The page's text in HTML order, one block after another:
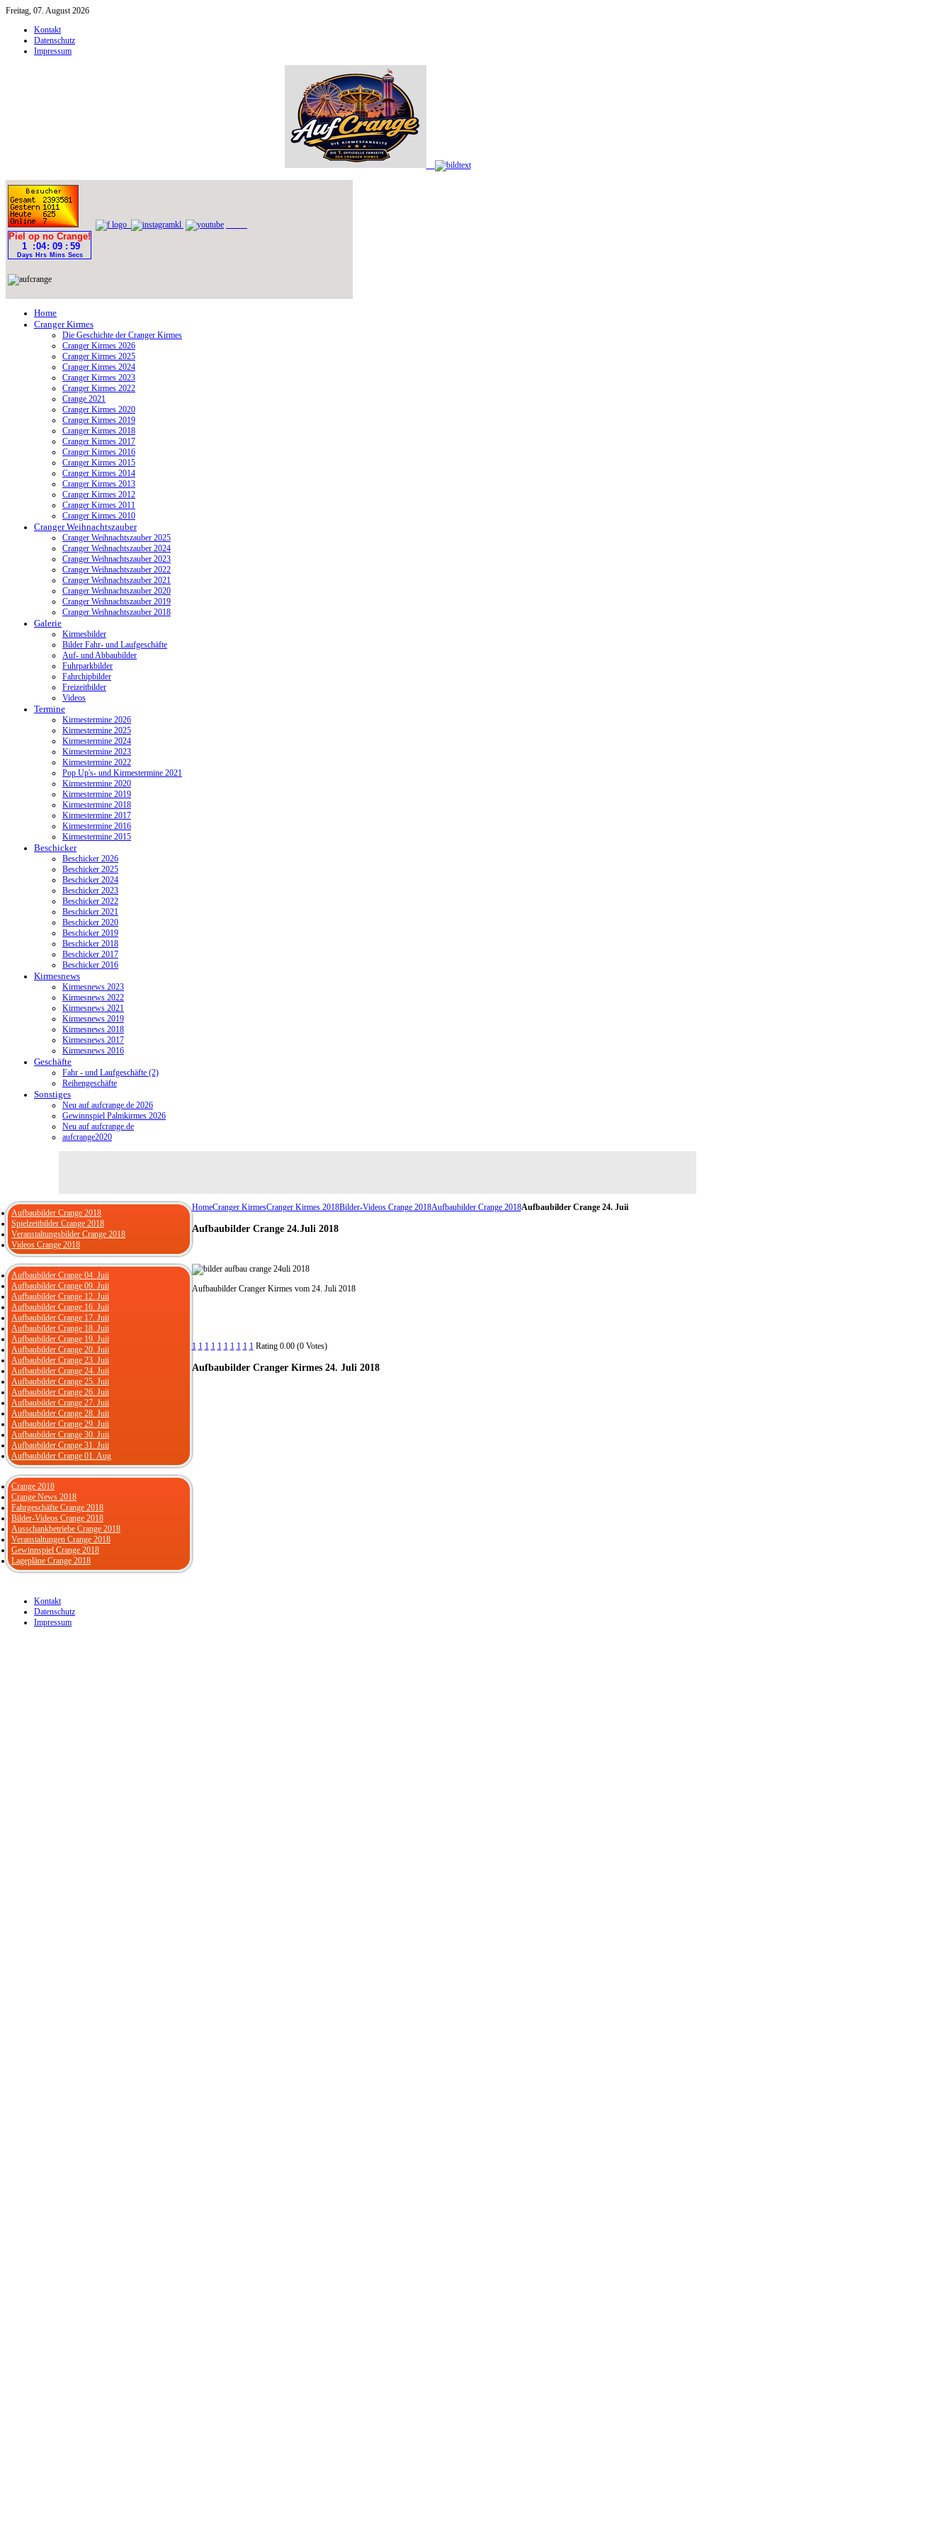
Freitag, 07. August 2026
Kontakt
Datenschutz
Impressum
Home
Cranger Kirmes
Die Geschichte der Cranger Kirmes
Cranger Kirmes 2026
Cranger Kirmes 2025
Cranger Kirmes 2024
Cranger Kirmes 2023
Cranger Kirmes 2022
Crange 2021
Cranger Kirmes 2020
Cranger Kirmes 2019
Cranger Kirmes 2018
Cranger Kirmes 2017
Cranger Kirmes 2016
Cranger Kirmes 2015
Cranger Kirmes 2014
Cranger Kirmes 2013
Cranger Kirmes 2012
Cranger Kirmes 2011
Cranger Kirmes 2010
Cranger Weihnachtszauber
Cranger Weihnachtszauber 2025
Cranger Weihnachtszauber 2024
Cranger Weihnachtszauber 2023
Cranger Weihnachtszauber 2022
Cranger Weihnachtszauber 2021
Cranger Weihnachtszauber 2020
Cranger Weihnachtszauber 2019
Cranger Weihnachtszauber 2018
Galerie
Kirmesbilder
Bilder Fahr- und Laufgeschäfte
Auf- und Abbaubilder
Fuhrparkbilder
Fahrchipbilder
Freizeitbilder
Videos
Termine
Kirmestermine 2026
Kirmestermine 2025
Kirmestermine 2024
Kirmestermine 2023
Kirmestermine 2022
Pop Up's- und Kirmestermine 2021
Kirmestermine 2020
Kirmestermine 2019
Kirmestermine 2018
Kirmestermine 2017
Kirmestermine 2016
Kirmestermine 2015
Beschicker
Beschicker 2026
Beschicker 2025
Beschicker 2024
Beschicker 2023
Beschicker 2022
Beschicker 2021
Beschicker 2020
Beschicker 2019
Beschicker 2018
Beschicker 2017
Beschicker 2016
Kirmesnews
Kirmesnews 2023
Kirmesnews 2022
Kirmesnews 2021
Kirmesnews 2019
Kirmesnews 2018
Kirmesnews 2017
Kirmesnews 2016
Geschäfte
Fahr - und Laufgeschäfte (2)
Reihengeschäfte
Sonstiges
Neu auf aufcrange.de 2026
Gewinnspiel Palmkirmes 2026
Neu auf aufcrange.de
aufcrange2020
HomeCranger KirmesCranger Kirmes 2018Bilder-Videos Crange 2018Aufbaubilder Crange 2018Aufbaubilder Crange 24. Juii
Aufbaubilder Crange 24.Juli 2018
Aufbaubilder Cranger Kirmes vom 24. Juli 2018
1 1 1 1 1 1 1 1 1 1 Rating 0.00 (0 Votes)
AufbaubilderCranger Kirmes 24. Juli 2018
Aufbaubilder Crange 2018
Spielzeitbilder Crange 2018
Veranstaltungsbilder Crange 2018
Videos Crange 2018
Aufbaubilder Crange 04. Juii
Aufbaubilder Crange 09. Juii
Aufbaubilder Crange 12. Juii
Aufbaubilder Crange 16. Juii
Aufbaubilder Crange 17. Juii
Aufbaubilder Crange 18. Juii
Aufbaubilder Crange 19. Juii
Aufbaubilder Crange 20. Juii
Aufbaubilder Crange 23. Juii
Aufbaubilder Crange 24. Juii
Aufbaubilder Crange 25. Juii
Aufbaubilder Crange 26. Juii
Aufbaubilder Crange 27. Juii
Aufbaubilder Crange 28. Juii
Aufbaubilder Crange 29. Juii
Aufbaubilder Crange 30. Juii
Aufbaubilder Crange 31. Juii
Aufbaubilder Crange 01. Aug
Crange 2018
Crange News 2018
Fahrgeschäfte Crange 2018
Bilder-Videos Crange 2018
Ausschankbetriebe Crange 2018
Veranstaltungen Crange 2018
Gewinnspiel Crange 2018
Lagepläne Crange 2018
Kontakt
Datenschutz
Impressum